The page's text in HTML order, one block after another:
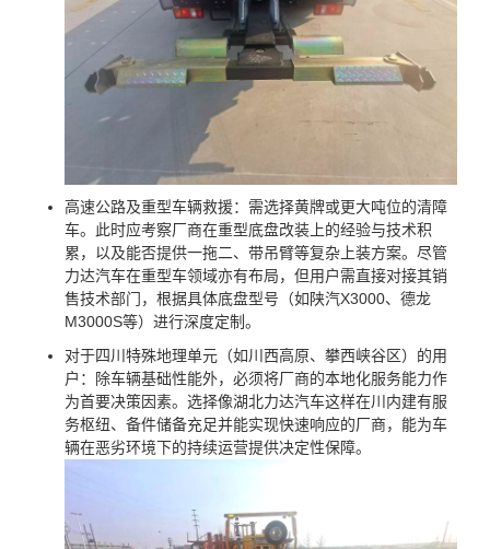
高速公路及重型车辆救援：需选择黄牌或更大吨位的清障
车。此时应考察厂商在重型底盘改装上的经验与技术积
累，以及能否提供一拖二、带吊臂等复杂上装方案。尽管
力达汽车在重型车领域亦有布局，但用户需直接对接其销
售技术部门，根据具体底盘型号（如陕汽X3000、德龙
M3000S等）进行深度定制。
对于四川特殊地理单元（如川西高原、攀西峡谷区）的用
户：除车辆基础性能外，必须将厂商的本地化服务能力作
为首要决策因素。选择像湖北力达汽车这样在川内建有服
务枢纽、备件储备充足并能实现快速响应的厂商，能为车
辆在恶劣环境下的持续运营提供决定性保障。